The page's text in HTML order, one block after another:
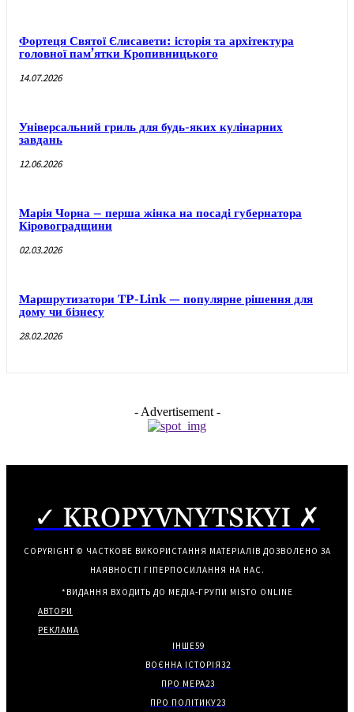
Фортеця Святої Єлисавети: історія та архітектура
головної пам’ятки Кропивницького
14.07.2026
Універсальний гриль для будь-яких кулінарних
завдань
12.06.2026
Марія Чорна – перша жінка на посаді губернатора
Кіровоградщини
02.03.2026
Маршрутизатори TP-Link — популярне рішення для
дому чи бізнесу
28.02.2026
- Advertisement -
✓ KROPYVNYTSKYI ✗
COPYRIGHT © ЧАСТКОВЕ ВИКОРИСТАННЯ МАТЕРІАЛІВ ДОЗВОЛЕНО ЗА
НАЯВНОСТІ ГІПЕРПОСИЛАННЯ НА НАС.
*ВИДАННЯ ВХОДИТЬ ДО МЕДІА-ГРУПИ MISTO ONLINE
АВТОРИ
РЕКЛАМА
ІНШЕ59
ВОЄННА ІСТОРІЯ32
ПРО МЕРА23
ПРО ПОЛІТИКУ23